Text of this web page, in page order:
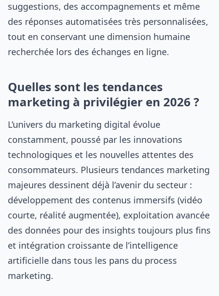
suggestions, des accompagnements et même
des réponses automatisées très personnalisées,
tout en conservant une dimension humaine
recherchée lors des échanges en ligne.
Quelles sont les tendances
marketing à privilégier en 2026 ?
L’univers du marketing digital évolue
constamment, poussé par les innovations
technologiques et les nouvelles attentes des
consommateurs. Plusieurs tendances marketing
majeures dessinent déjà l’avenir du secteur :
développement des contenus immersifs (vidéo
courte, réalité augmentée), exploitation avancée
des données pour des insights toujours plus fins
et intégration croissante de l’intelligence
artificielle dans tous les pans du process
marketing.